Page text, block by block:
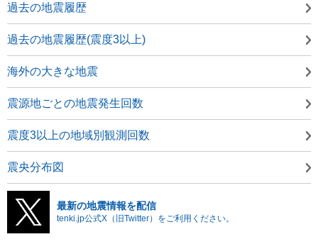
過去の地震履歴
過去の地震履歴(震度3以上)
海外の大きな地震
震源地ごとの地震発生回数
震度3以上の地域別観測回数
震央分布図
最新の地震情報を配信
tenki.jp公式X（旧Twitter）をご利用ください。